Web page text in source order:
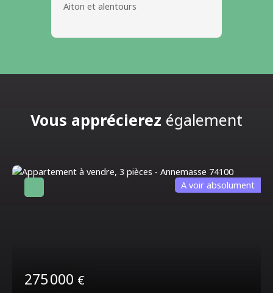
Aiton et alentours
Vous apprécierez également
275 000 €
A voir absolument